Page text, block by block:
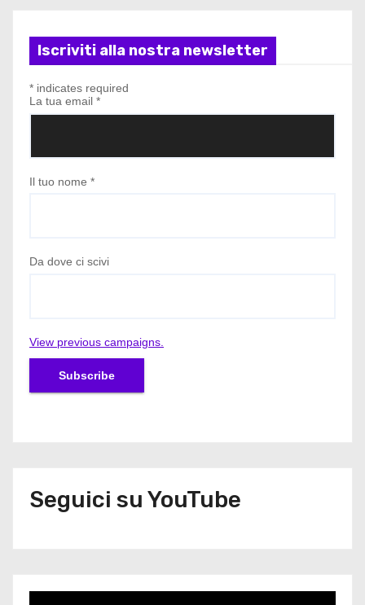
Iscriviti alla nostra newsletter
* indicates required
La tua email *
Il tuo nome *
Da dove ci scivi
View previous campaigns.
Seguici su YouTube